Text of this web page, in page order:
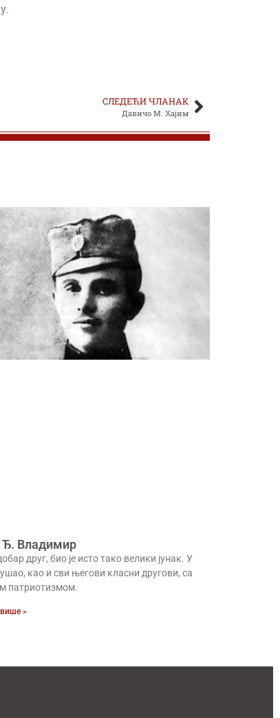
СЛЕДЕЋИ ЧЛАНАК
Давичо М. Хајим
Владимир
друг, био је исто тако велики јунак. У
ушао, као и сви његови класни другови, са
патриотизмом.
»